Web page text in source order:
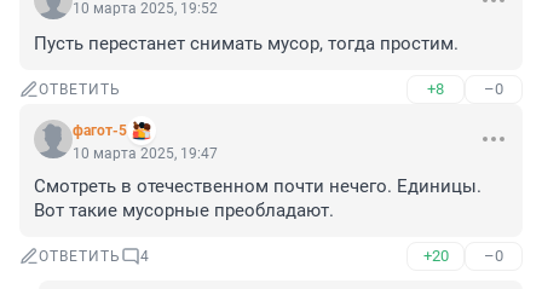
10 марта 2025, 19:52
Пусть перестанет снимать мусор, тогда простим.
ОТВЕТИТЬ +8 –0
фагот-5
10 марта 2025, 19:47
Смотреть в отечественном почти нечего. Единицы.
Вот такие мусорные преобладают.
ОТВЕТИТЬ 4 +20 –0